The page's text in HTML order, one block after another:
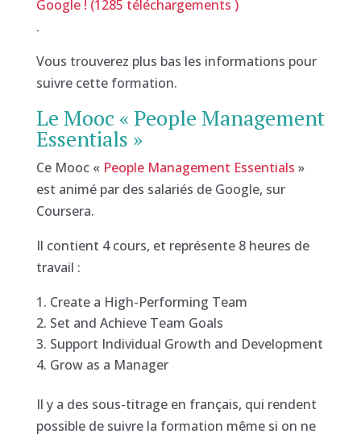
Google ! (1285 téléchargements )
.
Vous trouverez plus bas les informations pour
suivre cette formation.
Le Mooc « People Management
Essentials »
Ce Mooc « People Management Essentials »
est animé par des salariés de Google, sur
Coursera.
Il contient 4 cours, et représente 8 heures de
travail :
Create a High-Performing Team
Set and Achieve Team Goals
Support Individual Growth and Development
Grow as a Manager
Il y a des sous-titrage en français, qui rendent
possible de suivre la formation même si on ne